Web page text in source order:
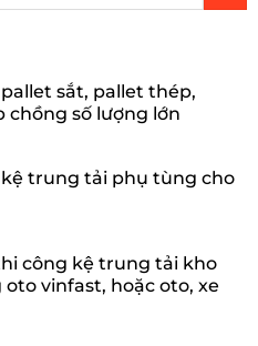
sắt, pallet thép,
chồng số lượng lớn
trung tải phụ tùng cho
công kệ trung tải kho
vinfast, hoặc oto, xe